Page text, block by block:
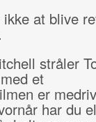
at blive
stråler
et
er
har du